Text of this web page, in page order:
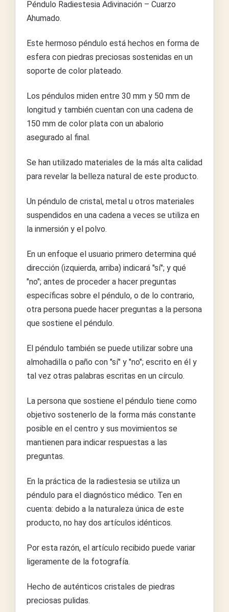
Péndulo Radiestesia Adivinación – Cuarzo
Ahumado.
Este hermoso péndulo está hechos en forma de
esfera con piedras preciosas sostenidas en un
soporte de color plateado.
Los péndulos miden entre 30 mm y 50 mm de
longitud y también cuentan con una cadena de
150 mm de color plata con un abalorio
asegurado al final.
Se han utilizado materiales de la más alta calidad
para revelar la belleza natural de este producto.
Un péndulo de cristal, metal u otros materiales
suspendidos en una cadena a veces se utiliza en
la inmersión y el polvo.
En un enfoque el usuario primero determina qué
dirección (izquierda, arriba) indicará "sí"; y qué
"no"; antes de proceder a hacer preguntas
específicas sobre el péndulo, o de lo contrario,
otra persona puede hacer preguntas a la persona
que sostiene el péndulo.
El péndulo también se puede utilizar sobre una
almohadilla o paño con "sí" y "no"; escrito en él y
tal vez otras palabras escritas en un círculo.
La persona que sostiene el péndulo tiene como
objetivo sostenerlo de la forma más constante
posible en el centro y sus movimientos se
mantienen para indicar respuestas a las
preguntas.
En la práctica de la radiestesia se utiliza un
péndulo para el diagnóstico médico. Ten en
cuenta: debido a la naturaleza única de este
producto, no hay dos artículos idénticos.
Por esta razón, el artículo recibido puede variar
ligeramente de la fotografía.
Hecho de auténticos cristales de piedras
preciosas pulidas.